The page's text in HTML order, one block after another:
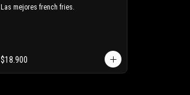
Las mejores french fries.
$18.900